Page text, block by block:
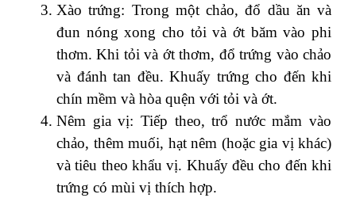
Xào trứng: Trong một chảo, đổ dầu ăn và
đun nóng xong cho tỏi và ớt băm vào phi
thơm. Khi tỏi và ớt thơm, đổ trứng vào chảo
và đánh tan đều. Khuấy trứng cho đến khi
chín mềm và hòa quện với tỏi và ớt.
Nêm gia vị: Tiếp theo, trổ nước mắm vào
chảo, thêm muối, hạt nêm (hoặc gia vị khác)
và tiêu theo khẩu vị. Khuấy đều cho đến khi
trứng có mùi vị thích hợp.